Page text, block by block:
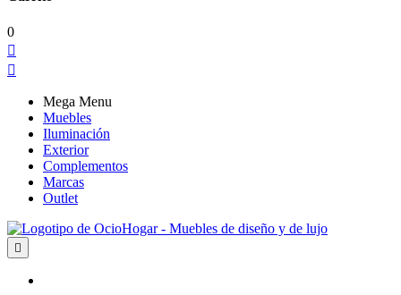
0


Mega Menu
Muebles
Iluminación
Exterior
Complementos
Marcas
Outlet
